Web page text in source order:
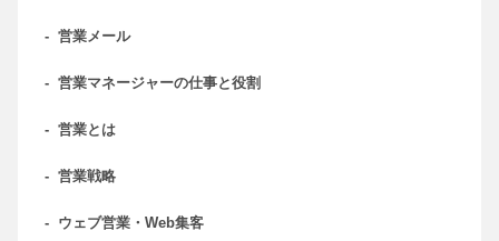
- 営業メール
- 営業マネージャーの仕事と役割
- 営業とは
- 営業戦略
- ウェブ営業・Web集客